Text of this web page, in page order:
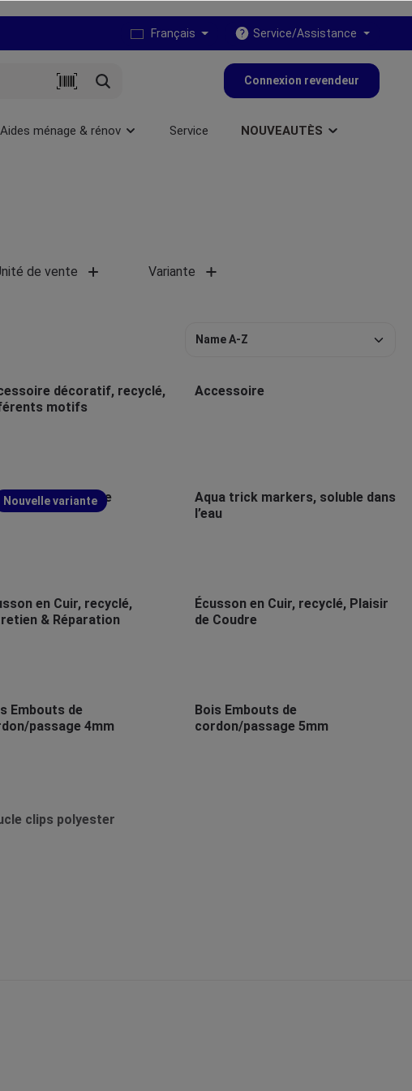
Français Service/Assistance
Connexion revendeur
Aides ménage & rénov Service NOUVEAUTÈS
de vente Variante
décoratif, recyclé,
motifs
Accessoire
Nouvelle variante
rectangulaire
Aqua trick markers, soluble dans
l’eau
en Cuir, recyclé,
& Réparation
Écusson en Cuir, recyclé, Plaisir
de Coudre
Embouts de
passage 4mm
Bois Embouts de
cordon/passage 5mm
clips polyester